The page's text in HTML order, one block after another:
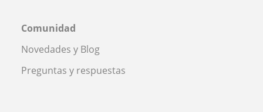
Comunidad
Novedades y Blog
Preguntas y respuestas